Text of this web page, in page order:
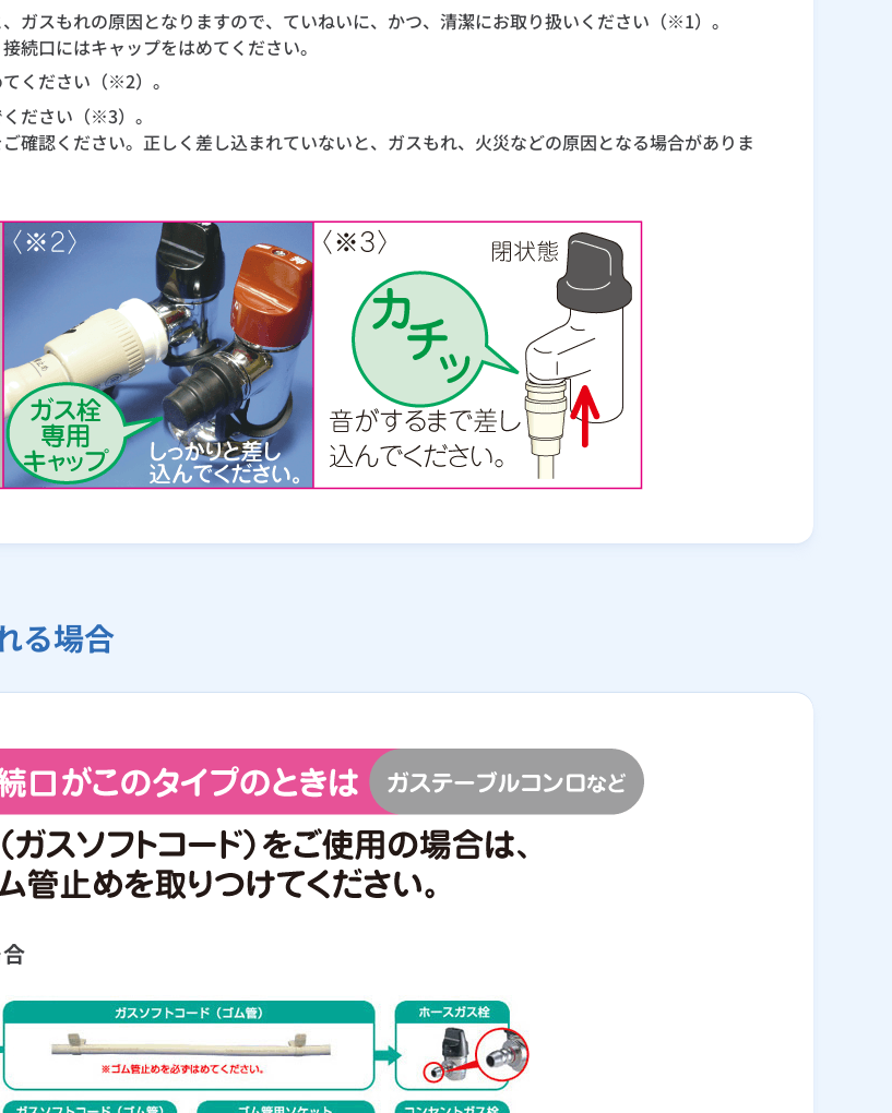
ガスもれの原因となりますので、ていねいに、かつ、清潔にお取り扱いください（※1）。
続口にはキャップをはめてください。
ください（※2）。
ださい（※3）。
確認ください。正しく差し込まれていないと、ガスもれ、火災などの原因となる場合がありま
る場合